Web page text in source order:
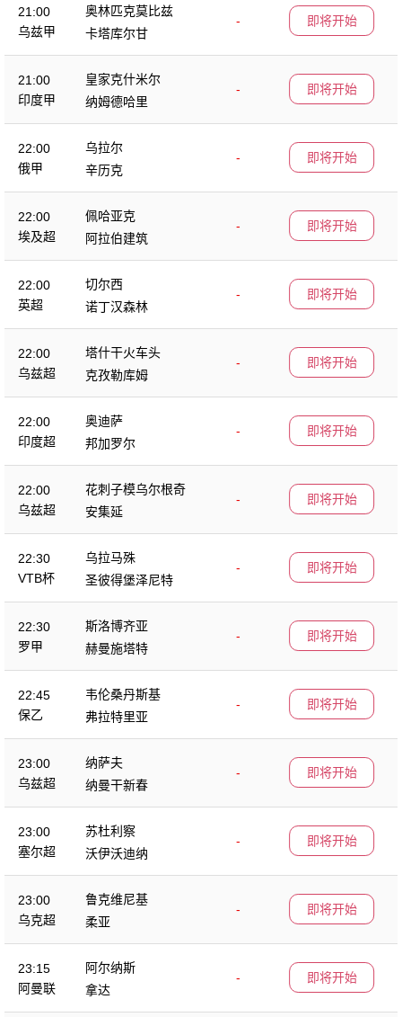
21:00
乌兹甲
奥林匹克莫比兹
-
卡塔库尔甘
即将开始
21:00
印度甲
皇家克什米尔
-
纳姆德哈里
即将开始
22:00
俄甲
乌拉尔
-
辛历克
即将开始
22:00
埃及超
佩哈亚克
-
阿拉伯建筑
即将开始
22:00
英超
切尔西
-
诺丁汉森林
即将开始
22:00
乌兹超
塔什干火车头
-
克孜勒库姆
即将开始
22:00
印度超
奥迪萨
-
邦加罗尔
即将开始
22:00
乌兹超
花刺子模乌尔根奇
-
安集延
即将开始
22:30
VTB杯
乌拉马殊
-
圣彼得堡泽尼特
即将开始
22:30
罗甲
斯洛博齐亚
-
赫曼施塔特
即将开始
22:45
保乙
韦伦桑丹斯基
-
弗拉特里亚
即将开始
23:00
乌兹超
纳萨夫
-
纳曼干新春
即将开始
23:00
塞尔超
苏杜利察
-
沃伊沃迪纳
即将开始
23:00
乌克超
鲁克维尼基
-
柔亚
即将开始
23:15
阿曼联
阿尔纳斯
-
拿达
即将开始